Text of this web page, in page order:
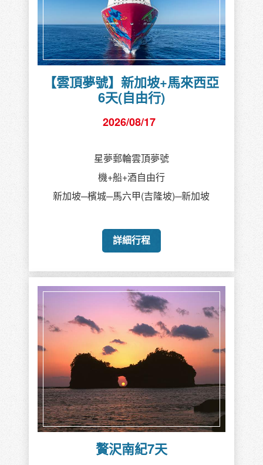
【雲頂夢號】新加坡+馬來西亞
6天(自由行)
2026/08/17
星夢郵輪雲頂夢號
機+船+酒自由行
新加坡─檳城─馬六甲(吉隆坡)─新加坡
詳細行程
贅沢南紀7天